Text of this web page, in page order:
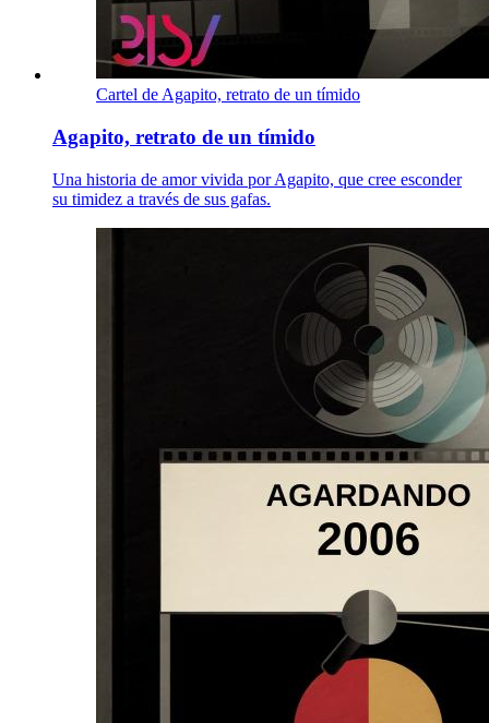
Cartel de Agapito, retrato de un tímido
Agapito, retrato de un tímido
Una historia de amor vivida por Agapito, que cree esconder
su timidez a través de sus gafas.